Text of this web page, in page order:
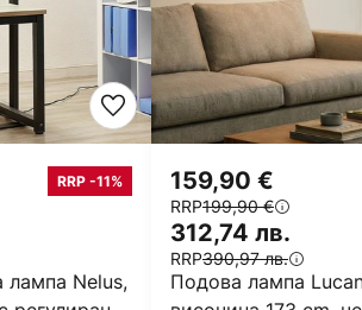
лампа Nelus,
RRP -11%
Подова лампа
159,90 €
RRP199,90 €
312,74 лв.
RRP390,97 лв.